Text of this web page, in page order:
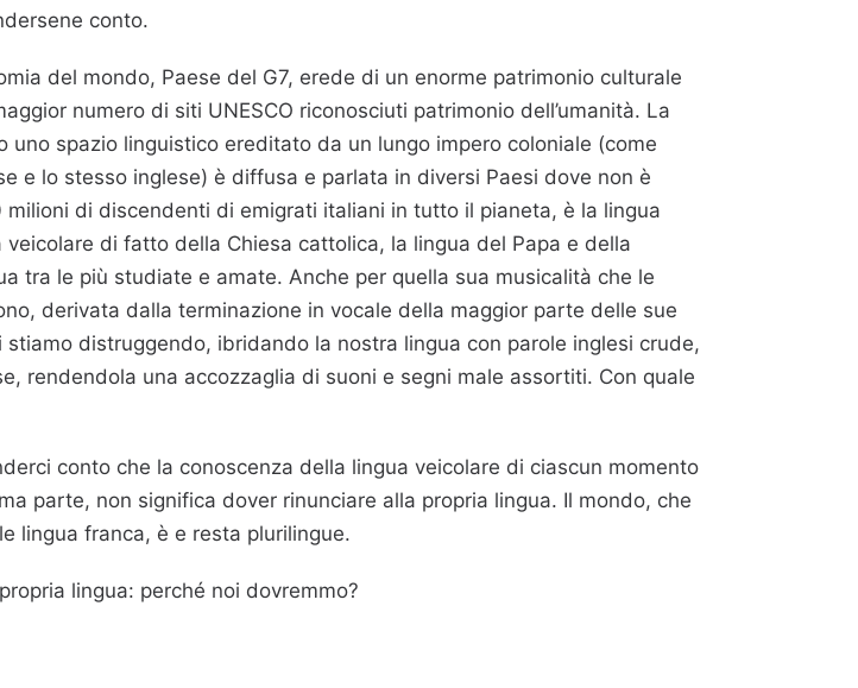
conto.
del mondo, Paese del G7, erede di un enorme patrimonio culturale
numero di siti UNESCO riconosciuti patrimonio dell’umanità. La
uno spazio linguistico ereditato da un lungo impero coloniale (come
e lo stesso inglese) è diffusa e parlata in diversi Paesi dove non è
di discendenti di emigrati italiani in tutto il pianeta, è la lingua
veicolare di fatto della Chiesa cattolica, la lingua del Papa e della
tra le più studiate e amate. Anche per quella sua musicalità che le
derivata dalla terminazione in vocale della maggior parte delle sue
stiamo distruggendo, ibridando la nostra lingua con parole inglesi crude,
rendendola una accozzaglia di suoni e segni male assortiti. Con quale
conto che la conoscenza della lingua veicolare di ciascun momento
parte, non significa dover rinunciare alla propria lingua. Il mondo, che
lingua franca, è e resta plurilingue.
lingua: perché noi dovremmo?